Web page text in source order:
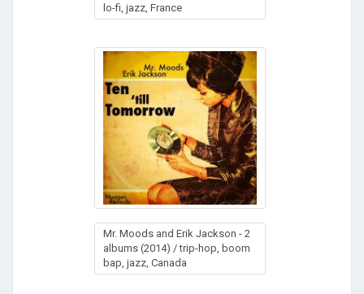
lo-fi, jazz, France
Mr. Moods and Erik Jackson - 2
albums (2014) / trip-hop, boom
bap, jazz, Canada